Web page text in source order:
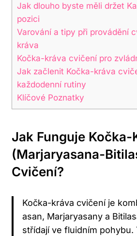
Jak dlouho byste měli držet
pozici
Varování a tipy při provádění
kráva
Kočka-kráva cvičení pro
Jak začlenit⁤ Kočka-kráva
každodenní rutiny
Klíčové Poznatky
Jak Funguje Kočka-
⁢(Marjaryasana-
Cvičení?
Kočka-kráva ⁤cvičení je
asan, Marjaryasany a
střídají ve fluidním ⁣pohybu.​